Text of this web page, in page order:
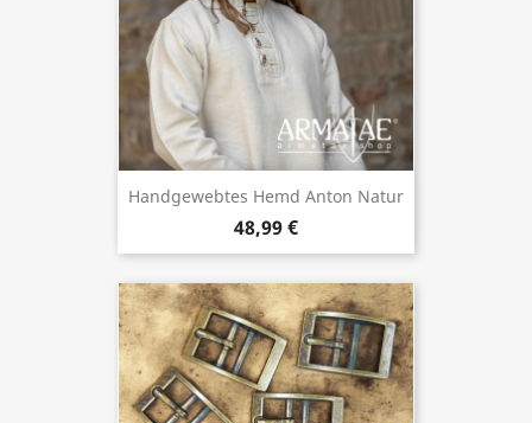
Handgewebtes Hemd Anton Natur
48,99 €